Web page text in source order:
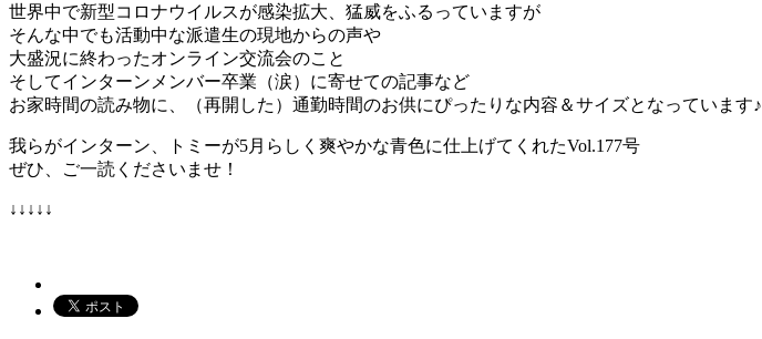
世界中で新型コロナウイルスが感染拡大、猛威をふるっていますが
そんな中でも活動中な派遣生の現地からの声や
大盛況に終わったオンライン交流会のこと
そしてインターンメンバー卒業（涙）に寄せての記事など
お家時間の読み物に、（再開した）通勤時間のお供にぴったりな内容＆サイズとなっています♪
我らがインターン、トミーが5月らしく爽やかな青色に仕上げてくれたVol.177号
ぜひ、ご一読くださいませ！
↓↓↓↓↓